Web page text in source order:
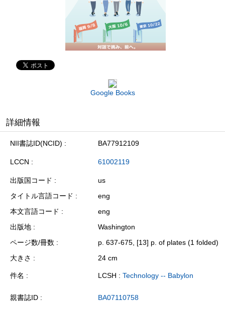
Google Books
詳細情報
NII書誌ID(NCID) BA77912109
LCCN 61002119
出版国コード
us
タイトル言語コード
eng
本文言語コード
eng
出版地
Washington
ページ数/冊数
p. 637-675, [13] p. of plates (1 folded)
大きさ
24 cm
件名 LCSH : Technology -- Babylon
親書誌ID BA07110758